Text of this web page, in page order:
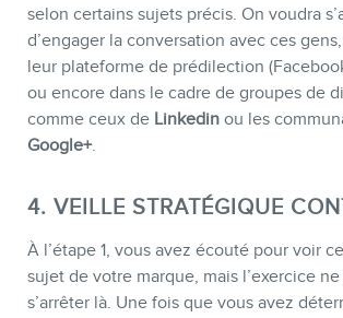
selon certains sujets précis. On voudra
d’engager la conversation avec ces
leur plateforme de prédilection
ou encore dans le cadre de groupes de
comme ceux de Linkedin ou les
Google+.
4. VEILLE STRATÉGIQUE
À l’étape 1, vous avez écouté pour voir
sujet de votre marque, mais l’exercice
s’arrêter là. Une fois que vous avez